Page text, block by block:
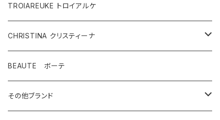
TROIAREUKE トロイアルケ
CHRISTINA クリスティーナ
テラスキン
ラインリペア
BEAUTE ボーテ
その他ブランド